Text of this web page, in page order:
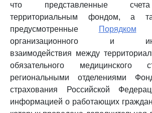
что представленные
территориальным фондом, а
предусмотренные
Порядком
организационного и
взаимодействия между
обязательного медицинского
региональными отделениями
страхования Российской
информацией о работающих